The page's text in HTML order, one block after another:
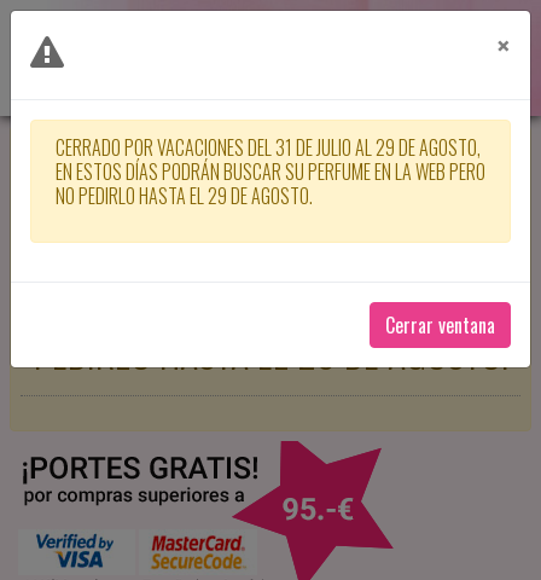
CERRADO POR VACACIONES DEL 31
DE JULIO AL 29 DE AGOSTO, EN
ESTOS DÍAS PODRÁN BUSCAR SU
PERFUME EN LA WEB PERO NO
PEDIRLO HASTA EL 29 DE AGOSTO.
×
CERRADO POR VACACIONES DEL 31 DE JULIO AL 29 DE AGOSTO,
EN ESTOS DÍAS PODRÁN BUSCAR SU PERFUME EN LA WEB PERO
NO PEDIRLO HASTA EL 29 DE AGOSTO.
Cerrar ventana